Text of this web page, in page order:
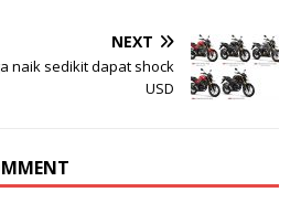
NEXT
naik sedikit dapat shock
USD